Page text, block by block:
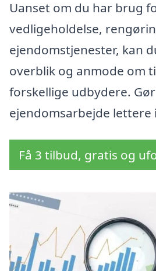
Uanset om du har brug
vedligeholdelse,
ejendomstjenester, kan
overblik og anmode om
forskellige udbydere.
ejendomsarbejde lettere
Få 3 tilbud, gratis og